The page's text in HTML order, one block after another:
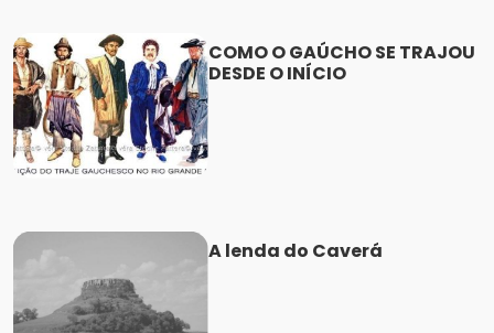
COMO O GAÚCHO SE TRAJOU
DESDE O INÍCIO
A lenda do Caverá